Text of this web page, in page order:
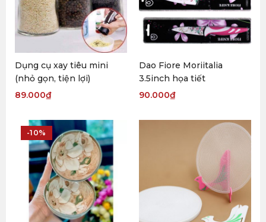
Dụng cụ xay tiêu mini
(nhỏ gọn, tiện lợi)
89.000₫
Dao Fiore Moriitalia
3.5inch họa tiết
90.000₫
-10%